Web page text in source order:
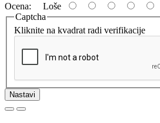
Ocena: Loše
Captcha
Kliknite na kvadrat radi verifikacije
Nastavi